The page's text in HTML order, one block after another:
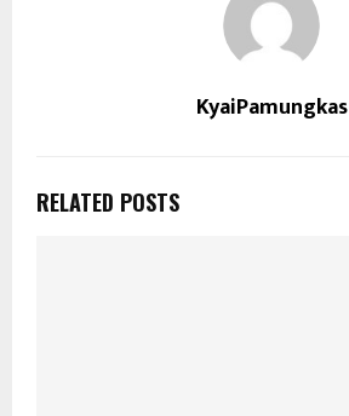
KyaiPamungkas
RELATED POSTS